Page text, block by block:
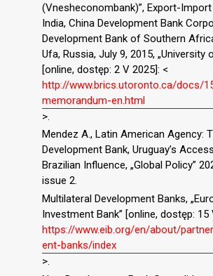
(Vnesheconombank)”, Export-
India, China Development Bank
Development Bank of Southern
Ufa, Russia, July 9, 2015, „University
[online, dostęp: 2 V 2025]: <
http://www.brics.utoronto.ca/docs/
memorandum-en.html
>.
Mendez A., Latin American Agency:
Development Bank, Uruguay’s
Brazilian Influence, „Global Policy”
issue 2.
Multilateral Development Banks,
Investment Bank” [online, dostęp: 15
https://www.eib.org/en/about/
ent-banks/index
>.